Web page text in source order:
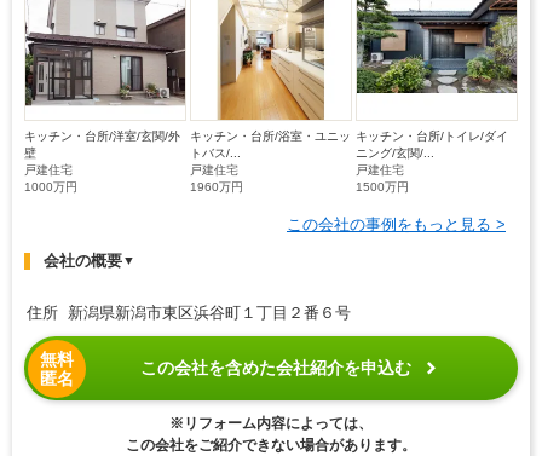
キッチン・台所/洋室/玄関/外
壁
戸建住宅
1000万円
キッチン・台所/浴室・ユニッ
トバス/...
戸建住宅
1960万円
キッチン・台所/トイレ/ダイ
ニング/玄関/...
戸建住宅
1500万円
この会社の事例をもっと見る >
会社の概要▼
住所 新潟県新潟市東区浜谷町１丁目２番６号
無料
匿名
この会社を含めた会社紹介を申込む
※リフォーム内容によっては、
この会社をご紹介できない場合があります。